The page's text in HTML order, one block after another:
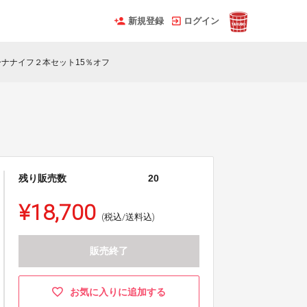
新規登録 ログイン
ナイフ２本セット15％オフ
残り販売数 20
¥18,700 (税込/送料込)
販売終了
お気に入りに追加する